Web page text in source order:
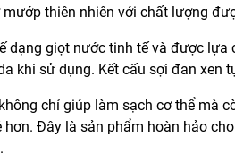
thiên nhiên với chất lượng
dạng giọt nước tinh tế và được
khi sử dụng. Kết cấu sợi đan xen
chỉ giúp làm sạch cơ thể mà
hơn. Đây là sản phẩm hoàn hảo